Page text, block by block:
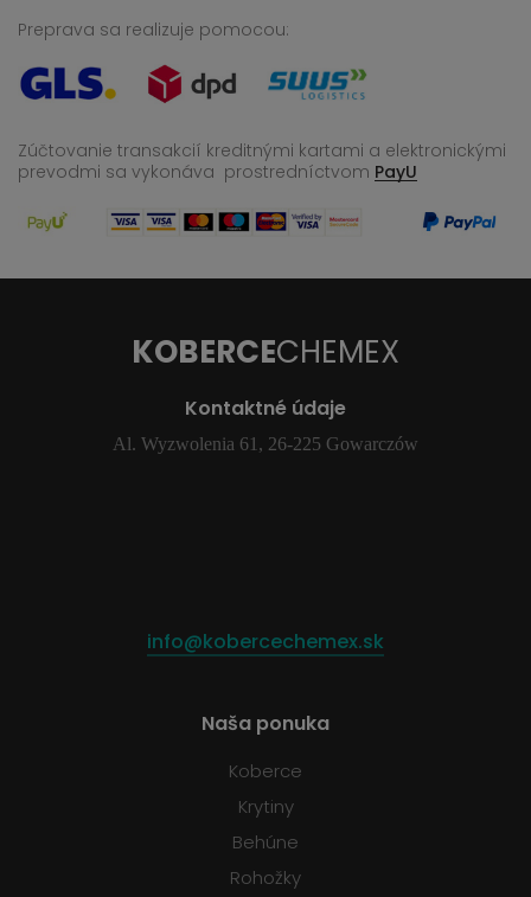
Preprava sa realizuje pomocou:
Zúčtovanie transakcií kreditnými kartami a elektronickými
prevodmi sa vykonáva prostredníctvom PayU
KOBERCECHEMEX
Kontaktné údaje
Al. Wyzwolenia 61, 26-225 Gowarczów
info@kobercechemex.sk
Naša ponuka
Koberce
Krytiny
Behúne
Rohožky